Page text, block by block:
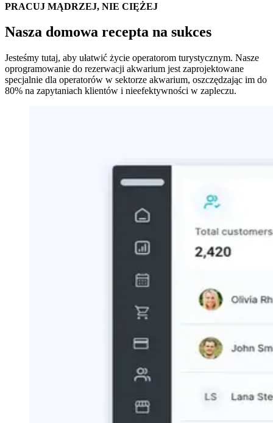
PRACUJ MĄDRZEJ, NIE CIĘŻEJ
Nasza domowa recepta na sukces
Jesteśmy tutaj, aby ułatwić życie operatorom turystycznym. Nasze
oprogramowanie do rezerwacji akwarium jest zaprojektowane
specjalnie dla operatorów w sektorze akwarium, oszczędzając im do
80% na zapytaniach klientów i nieefektywności w zapleczu.